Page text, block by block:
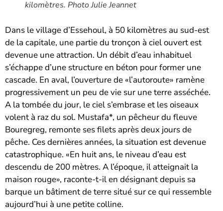
kilomètres. Photo Julie Jeannet
Dans le village d’Essehoul, à 50 kilomètres au sud-est
de la capitale, une partie du tronçon à ciel ouvert est
devenue une attraction. Un débit d’eau inhabituel
s’échappe d’une structure en béton pour former une
cascade. En aval, l’ouverture de «l’autoroute» ramène
progressivement un peu de vie sur une terre asséchée.
A la tombée du jour, le ciel s’embrase et les oiseaux
volent à raz du sol. Mustafa*, un pêcheur du fleuve
Bouregreg, remonte ses filets après deux jours de
pêche. Ces dernières années, la situation est devenue
catastrophique. «En huit ans, le niveau d’eau est
descendu de 200 mètres. A l’époque, il atteignait la
maison rouge», raconte-t-il en désignant depuis sa
barque un bâtiment de terre situé sur ce qui ressemble
aujourd’hui à une petite colline.